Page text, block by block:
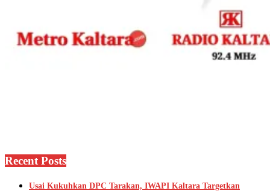
Recent Posts
Usai Kukuhkan DPC Tarakan, IWAPI Kaltara Targetkan